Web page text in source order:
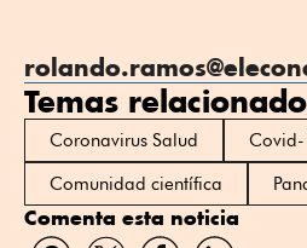
Temas
Coronavirus Salud
Comunidad científica
Comenta esta noticia